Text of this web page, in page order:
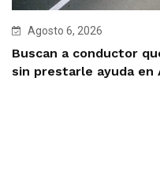
Agosto 6, 2026
Buscan a conductor
sin prestarle ayuda en